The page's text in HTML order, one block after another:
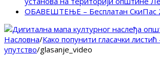
ОБАВЕШТЕЊЕ – Бесплатан СкиПас
Насловна/Како попунити гласачки
упутство/glasanje_video